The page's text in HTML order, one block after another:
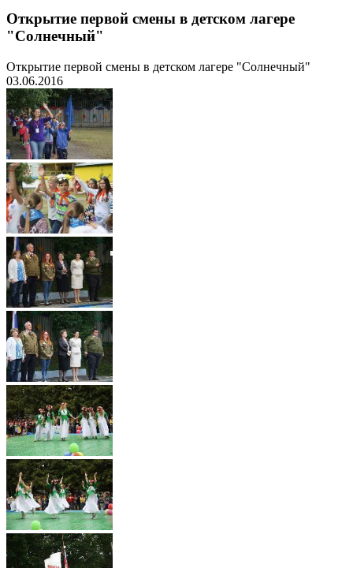
Открытие первой смены в детском лагере
"Солнечный"
Открытие первой смены в детском лагере "Солнечный"
03.06.2016